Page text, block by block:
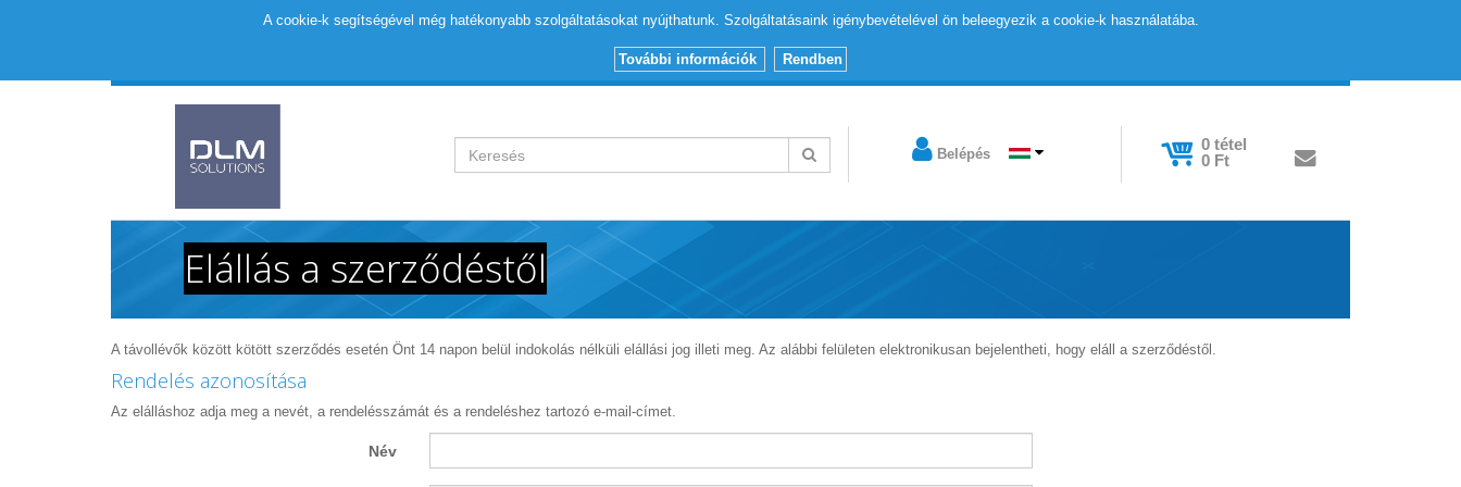
A cookie-k segítségével még hatékonyabb szolgáltatásokat nyújthatunk. Szolgáltatásaink igénybevételével ön beleegyezik a cookie-k használatába.
További információk Rendben
Belépés
0tétel
0 Ft
Elállás a szerződéstől
A távollévők között kötött szerződés esetén Önt 14 napon belül indokolás nélküli elállási jog illeti meg. Az alábbi felületen elektronikusan bejelentheti, hogy eláll a szerződéstől.
Rendelés azonosítása
Az elálláshoz adja meg a nevét, a rendelésszámát és a rendeléshez tartozó e-mail-címet.
Név